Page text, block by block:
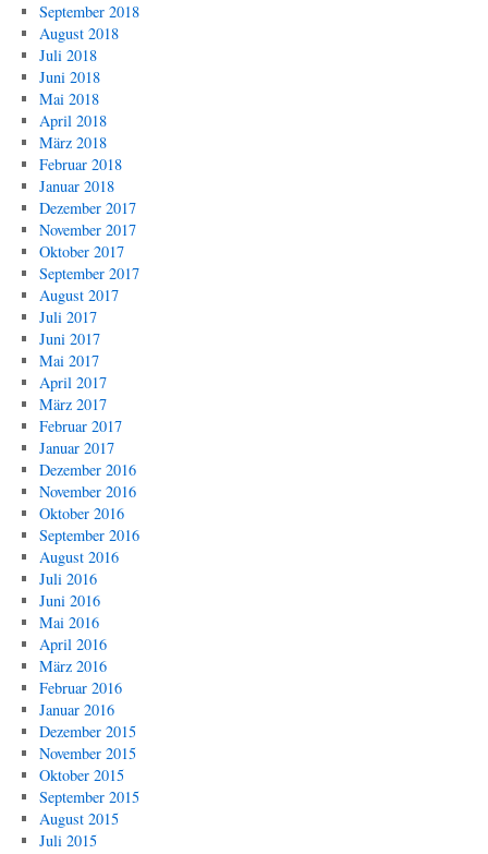
September 2018
August 2018
Juli 2018
Juni 2018
Mai 2018
April 2018
März 2018
Februar 2018
Januar 2018
Dezember 2017
November 2017
Oktober 2017
September 2017
August 2017
Juli 2017
Juni 2017
Mai 2017
April 2017
März 2017
Februar 2017
Januar 2017
Dezember 2016
November 2016
Oktober 2016
September 2016
August 2016
Juli 2016
Juni 2016
Mai 2016
April 2016
März 2016
Februar 2016
Januar 2016
Dezember 2015
November 2015
Oktober 2015
September 2015
August 2015
Juli 2015